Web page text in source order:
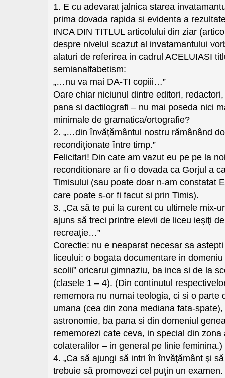
1. E cu adevarat jalnica starea
prima dovada rapida si evidenta a
INCA DIN TITLUL articolului din ziar
despre nivelul scazut al invatamantului
alaturi de referirea in cadrul ACELUIASI
semianalfabetism:
„…nu va mai DA-TI copiii…”
Oare chiar niciunul dintre editori,
pana si dactilografi – nu mai poseda nici
minimale de gramatica/ortografie?
2. „…din învăţământul nostru rămânând
recondiţionate între timp.”
Felicitari! Din cate am vazut eu pe pe la
reconditionare ar fi o dovada ca Gorjul a
Timisului (sau poate doar n-am constatat
care poate s-or fi facut si prin Timis).
3. „Ca să te pui la curent cu ultimele mix-
ajuns să treci printre elevii de liceu ieşiţi
recreaţie…”
Corectie: nu e neaparat necesar sa
liceului: o bogata documentare in
scolii” oricarui gimnaziu, ba inca si de la
(clasele 1 – 4). (Din continutul
rememora nu numai teologia, ci si o parte
umana (cea din zona mediana fata-
astronomie, ba pana si din domeniul
rememorezi cate ceva, in special din zona
colateralilor – in general pe linie feminina.)
4. „Ca să ajungi să intri în învăţământ şi
trebuie să promovezi cel puţin un